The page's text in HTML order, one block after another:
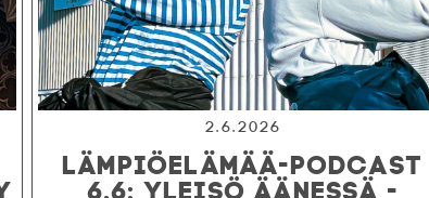
2.6.2026
LÄMPIÖELÄMÄÄ-PODCAST
6.6: YLEISÖ ÄÄNESSÄ -